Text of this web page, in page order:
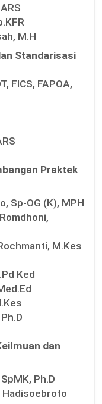
M.H
Standarisasi
FICS, FAPOA,
Praktek
Sp-OG (K), MPH
M.Kes
Ked
dan
Ph.D
Hadisoebroto